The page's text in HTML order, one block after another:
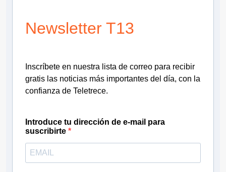
Newsletter T13
Inscríbete en nuestra lista de correo para recibir
gratis las noticias más importantes del día, con la
confianza de Teletrece.
Introduce tu dirección de e-mail para
suscribirte